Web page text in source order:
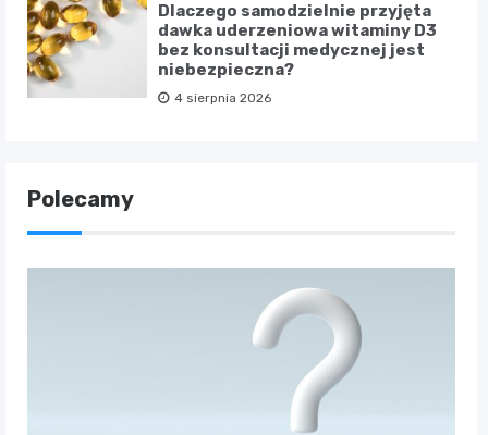
Dlaczego samodzielnie przyjęta
dawka uderzeniowa witaminy D3
bez konsultacji medycznej jest
niebezpieczna?
4 sierpnia 2026
Polecamy